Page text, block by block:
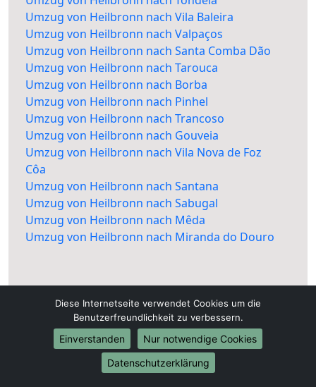
Umzug von Heilbronn nach Vila Baleira
Umzug von Heilbronn nach Valpaços
Umzug von Heilbronn nach Santa Comba Dão
Umzug von Heilbronn nach Tarouca
Umzug von Heilbronn nach Borba
Umzug von Heilbronn nach Pinhel
Umzug von Heilbronn nach Trancoso
Umzug von Heilbronn nach Gouveia
Umzug von Heilbronn nach Vila Nova de Foz
Côa
Umzug von Heilbronn nach Santana
Umzug von Heilbronn nach Sabugal
Umzug von Heilbronn nach Mêda
Umzug von Heilbronn nach Miranda do Douro
Heilbronn-Umzüge.de
Diese Internetseite verwendet Cookies um die
Benutzerfreundlichkeit zu verbessern.
Einverstanden
Nur notwendige Cookies
Datenschutzerklärung